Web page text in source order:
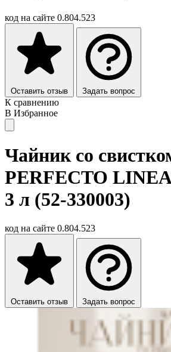
код на сайте 0.804.523
Оставить отзыв Задать вопрос
К сравнению
В Избранное
Чайник со
PERFECTO
3 л (52-330003)
код на сайте 0.804.523
Оставить отзыв Задать вопрос